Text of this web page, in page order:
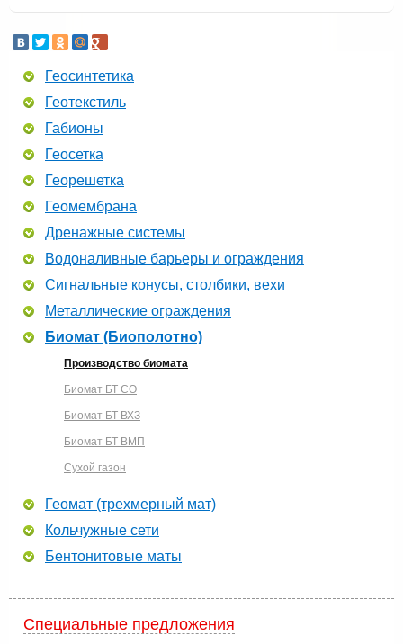
Геосинтетика
Геотекстиль
Габионы
Геосетка
Георешетка
Геомембрана
Дренажные системы
Водоналивные барьеры и ограждения
Сигнальные конусы, столбики, вехи
Металлические ограждения
Биомат (Биополотно)
Производство биомата
Биомат БТ СО
Биомат БТ ВХЗ
Биомат БТ ВМП
Сухой газон
Геомат (трехмерный мат)
Кольчужные сети
Бентонитовые маты
Специальные предложения